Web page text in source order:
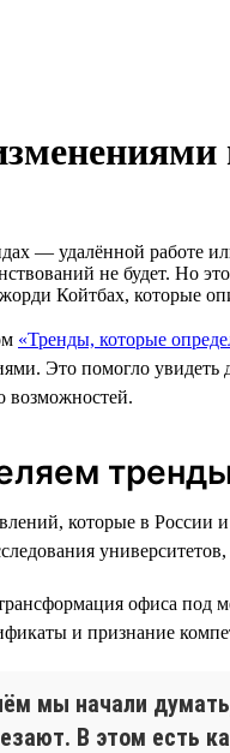
— удалённой работе
не будет. Но
Койтбах, которые
«Тренды, которые
Это помогло
возможностей.
которые в
офиса
и признание
мы начали
В этом есть